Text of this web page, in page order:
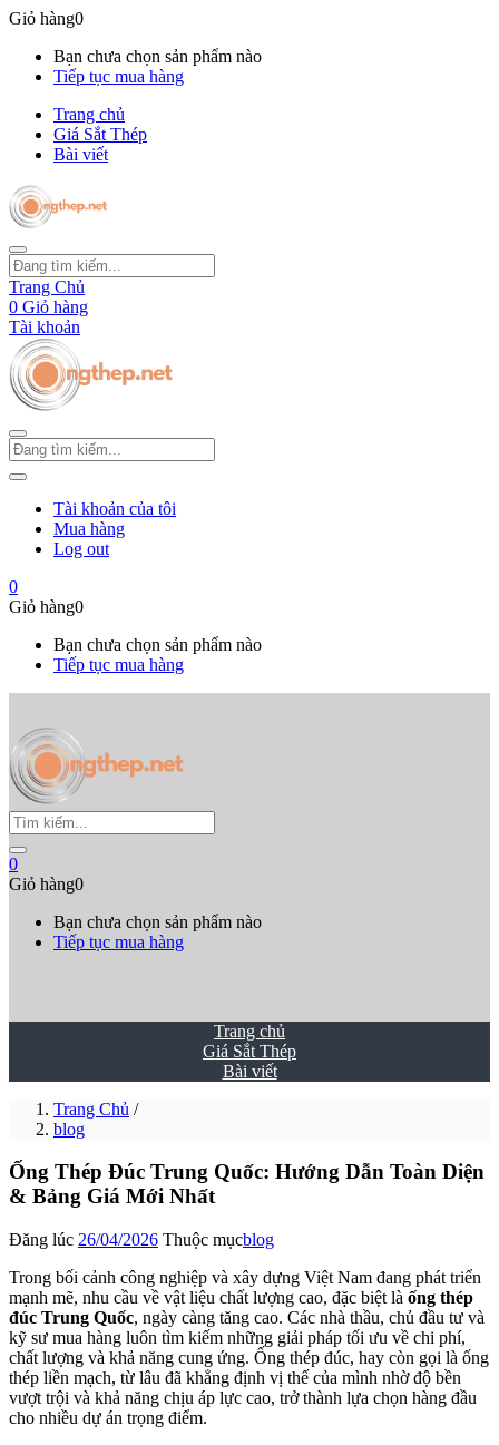
Giỏ hàng0
Bạn chưa chọn sản phẩm nào
Tiếp tục mua hàng
Trang chủ
Giá Sắt Thép
Bài viết
Trang Chủ
0 Giỏ hàng
Tài khoản
Tài khoản của tôi
Mua hàng
Log out
0
Giỏ hàng0
Bạn chưa chọn sản phẩm nào
Tiếp tục mua hàng
0
Giỏ hàng0
Bạn chưa chọn sản phẩm nào
Tiếp tục mua hàng
Trang chủ
Giá Sắt Thép
Bài viết
Trang Chủ /
blog
Ống Thép Đúc Trung Quốc: Hướng Dẫn Toàn Diện
& Bảng Giá Mới Nhất
Đăng lúc 26/04/2026 Thuộc mụcblog
Trong bối cảnh công nghiệp và xây dựng Việt Nam đang phát triển
mạnh mẽ, nhu cầu về vật liệu chất lượng cao, đặc biệt là ống thép
đúc Trung Quốc, ngày càng tăng cao. Các nhà thầu, chủ đầu tư và
kỹ sư mua hàng luôn tìm kiếm những giải pháp tối ưu về chi phí,
chất lượng và khả năng cung ứng. Ống thép đúc, hay còn gọi là ống
thép liền mạch, từ lâu đã khẳng định vị thế của mình nhờ độ bền
vượt trội và khả năng chịu áp lực cao, trở thành lựa chọn hàng đầu
cho nhiều dự án trọng điểm.